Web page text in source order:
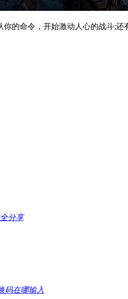
的命令，开始激动人心的战斗;
分享
码在哪输入